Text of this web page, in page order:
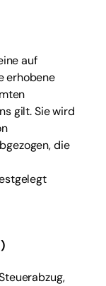
auf
erhobene
gilt. Sie wird
die